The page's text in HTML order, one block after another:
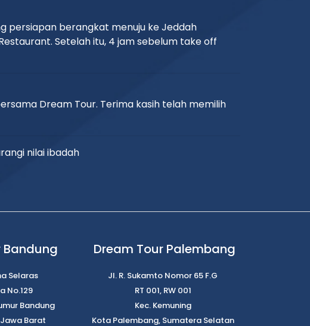
persiapan berangkat menuju ke Jeddah
Setelah itu, 4 jam sebelum take off
Dream Tour. Terima kasih telah memilih
nilai ibadah
Bandung
Selaras
No.129
Bandung
Barat
Dream Tour Palembang
Jl. R. Sukamto Nomor 65 F.G
RT 001, RW 001
Kec. Kemuning
Kota Palembang, Sumatera Selatan